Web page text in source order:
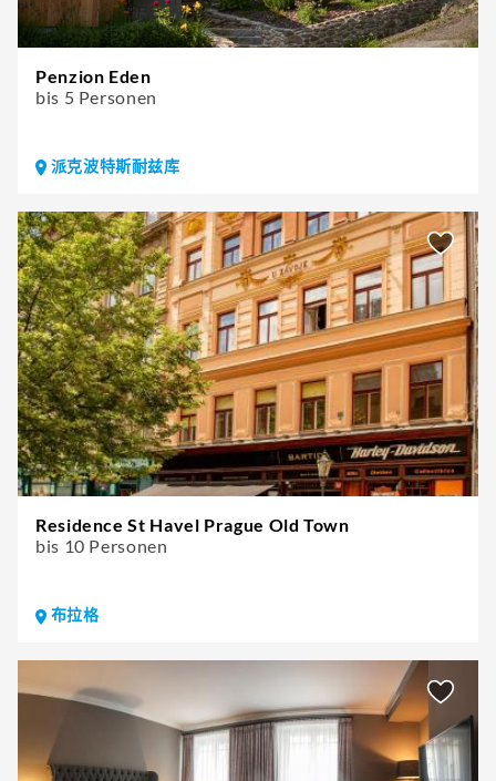
Penzion Eden
bis 5 Personen
派克波特斯耐兹库
Residence St Havel Prague Old Town
bis 10 Personen
布拉格